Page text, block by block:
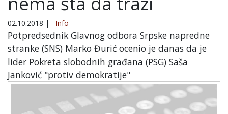
02.10.2018 | Info
Potpredsednik Glavnog odbora Srpske napredne
stranke (SNS) Marko Đurić ocenio je danas da je
lider Pokreta slobodnih građana (PSG) Saša
Janković "protiv demokratije"